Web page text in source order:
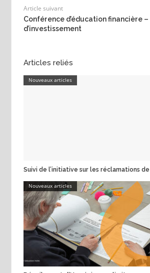
Article suivant
Conférence d’éducation financière
d’investissement
Articles reliés
Nouveaux articles
Suivi de l’initiative sur les réclamations
Nouveaux articles